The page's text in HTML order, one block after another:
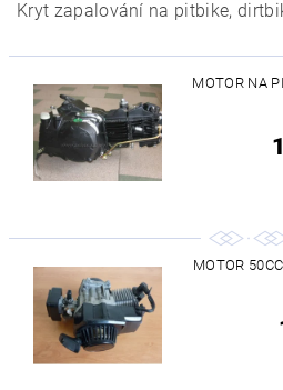
Kryt zapalování na pitbike,
MOTOR NA
MOTOR